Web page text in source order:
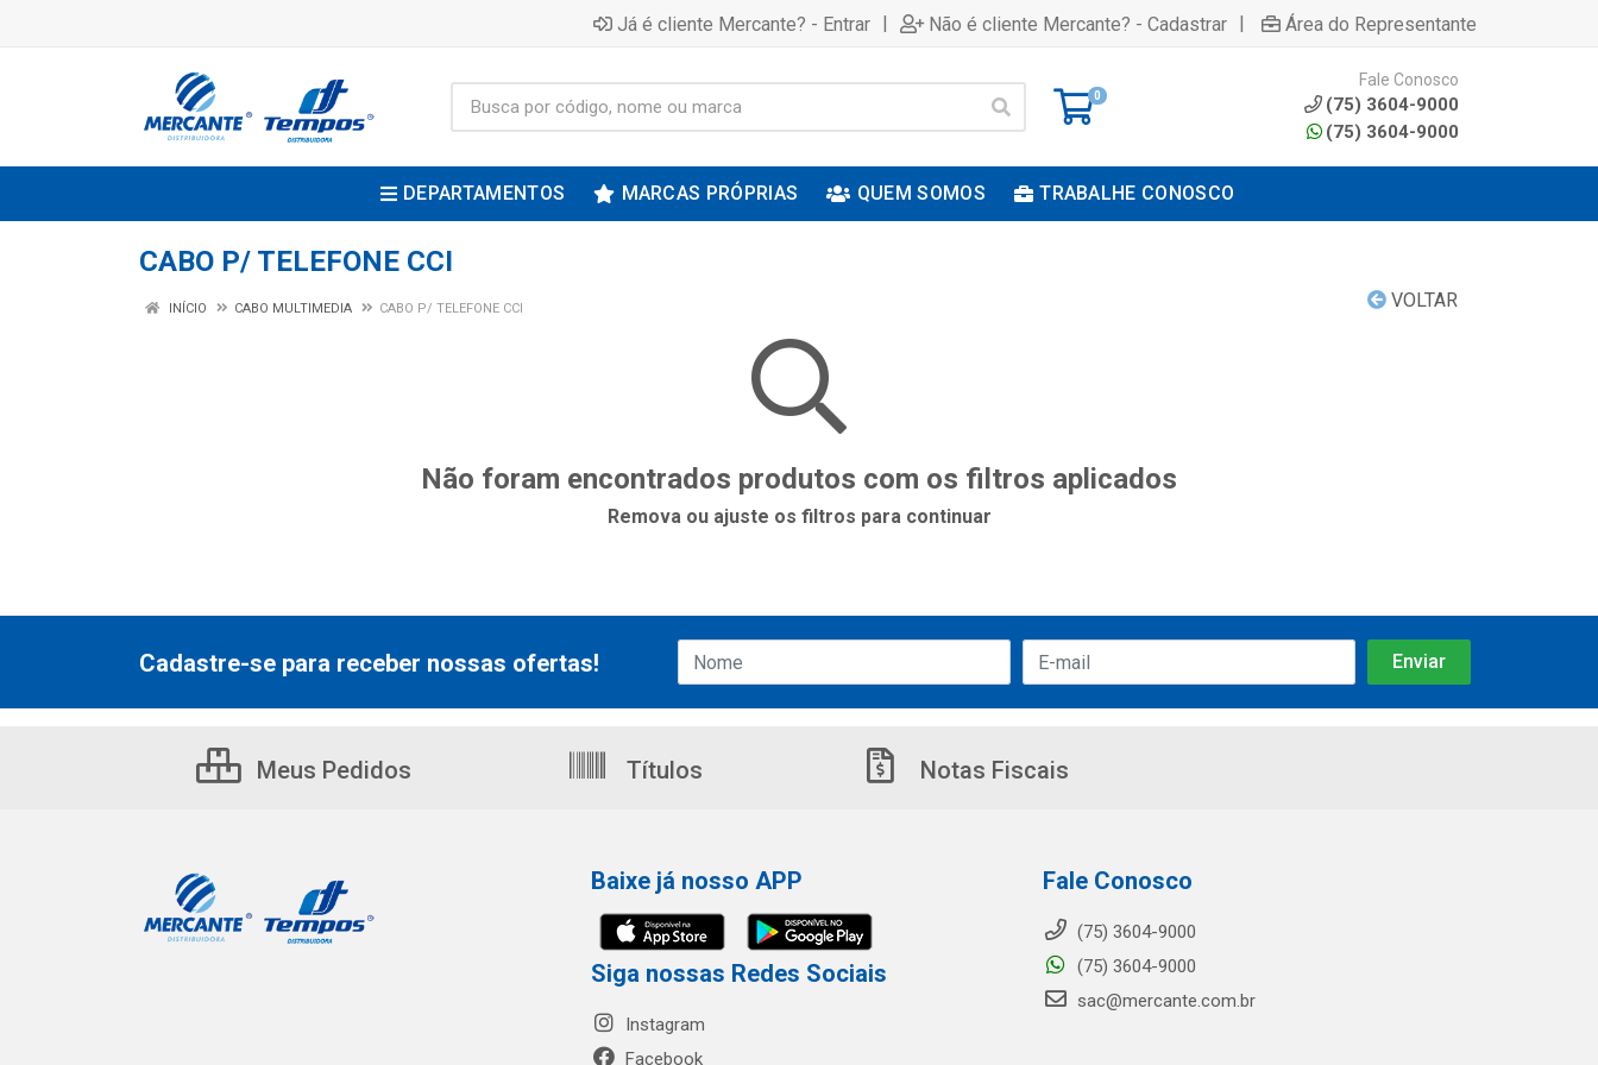
Já é cliente Mercante? - Entrar | Não é cliente Mercante? - Cadastrar | Área do Representante
0
Fale Conosco
(75) 3604-9000
(75) 3604-9000
DEPARTAMENTOS MARCAS PRÓPRIAS QUEM SOMOS TRABALHE CONOSCO
CABO P/ TELEFONE CCI
VOLTAR
INÍCIO CABO MULTIMEDIA CABO P/ TELEFONE CCI
Não foram encontrados produtos com os filtros aplicados
Remova ou ajuste os filtros para continuar
Cadastre-se para receber nossas ofertas!
Meus Pedidos Títulos Notas Fiscais
Baixe já nosso APP
Siga nossas Redes Sociais
Instagram
Facebook
Fale Conosco
(75) 3604-9000
(75) 3604-9000
sac@mercante.com.br